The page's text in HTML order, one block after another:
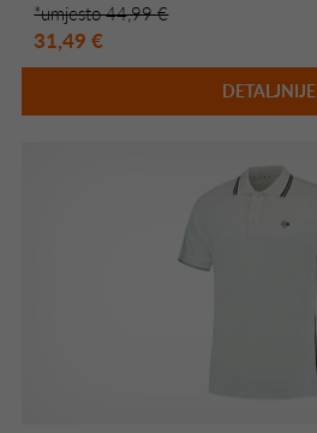
*umjesto 44,99 €
31,49 €
DETALJNIJE